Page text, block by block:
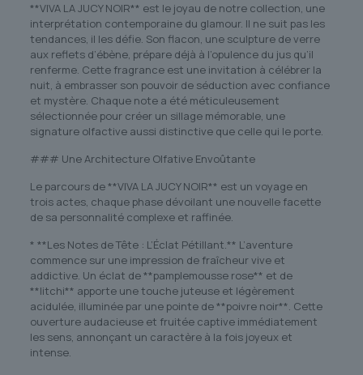
**VIVA LA JUCY NOIR** est le joyau de notre collection, une
interprétation contemporaine du glamour. Il ne suit pas les
tendances, il les défie. Son flacon, une sculpture de verre
aux reflets d’ébène, prépare déjà à l’opulence du jus qu’il
renferme. Cette fragrance est une invitation à célébrer la
nuit, à embrasser son pouvoir de séduction avec confiance
et mystère. Chaque note a été méticuleusement
sélectionnée pour créer un sillage mémorable, une
signature olfactive aussi distinctive que celle qui le porte.
### Une Architecture Olfative Envoûtante
Le parcours de **VIVA LA JUCY NOIR** est un voyage en
trois actes, chaque phase dévoilant une nouvelle facette
de sa personnalité complexe et raffinée.
* **Les Notes de Tête : L’Éclat Pétillant.** L’aventure
commence sur une impression de fraîcheur vive et
addictive. Un éclat de **pamplemousse rose** et de
**litchi** apporte une touche juteuse et légèrement
acidulée, illuminée par une pointe de **poivre noir**. Cette
ouverture audacieuse et fruitée captive immédiatement
les sens, annonçant un caractère à la fois joyeux et
intense.